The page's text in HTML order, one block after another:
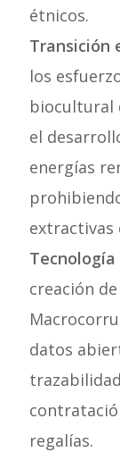
étnicos.
Transición
los
biocultural
el
energías
extractivas
creación
datos
regalías.